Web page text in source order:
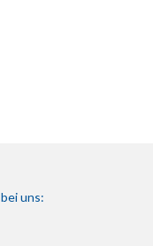
uns: